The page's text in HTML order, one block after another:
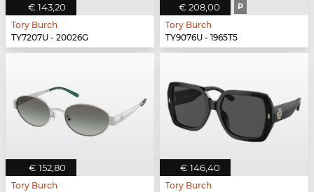
€ 143,20
Tory Burch
TY7207U - 20026G
€ 208,00 P
Tory Burch
TY9076U - 1965T5
€ 152,80
Tory Burch
€ 146,40
Tory Burch